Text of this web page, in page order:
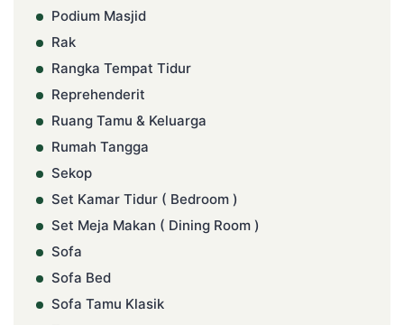
Podium Masjid
Rak
Rangka Tempat Tidur
Reprehenderit
Ruang Tamu & Keluarga
Rumah Tangga
Sekop
Set Kamar Tidur ( Bedroom )
Set Meja Makan ( Dining Room )
Sofa
Sofa Bed
Sofa Tamu Klasik